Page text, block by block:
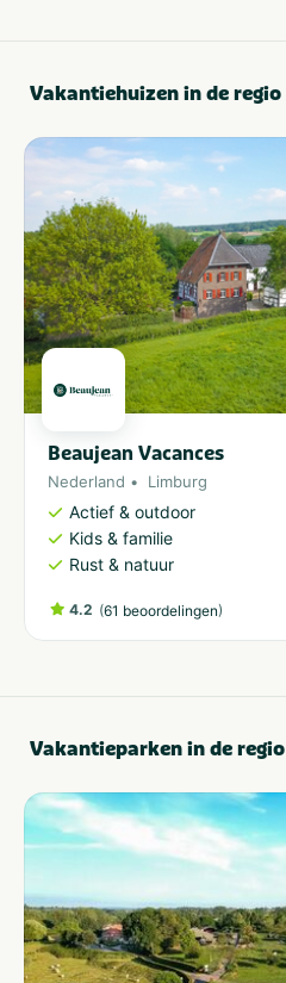
Vakantiehuizen in de regio
Beaujean Vacances
Nederland Limburg
Actief & outdoor
Kids & familie
Rust & natuur
4.2 (61 beoordelingen)
Vakantieparken in de regio